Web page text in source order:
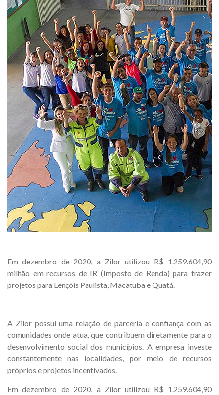
Em dezembro de 2020, a Zilor utilizou R$ 1.259.604,90
milhão em recursos de IR (Imposto de Renda) para trazer
projetos para Lençóis Paulista, Macatuba e Quatá.
A Zilor possui uma relação de parceria e confiança com as
comunidades onde atua, que contribuem diretamente para o
desenvolvimento social dos municípios. A empresa investe
constantemente nas localidades, por meio de recursos
próprios e projetos incentivados.
Em dezembro de 2020, a Zilor utilizou R$ 1.259.604,90